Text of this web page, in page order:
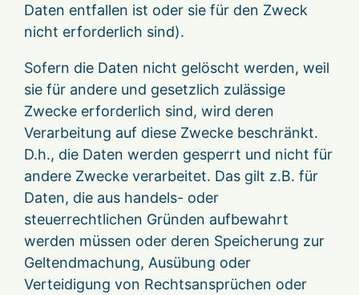
Daten entfallen ist oder sie für den Zweck
nicht erforderlich sind).
Sofern die Daten nicht gelöscht werden, weil
sie für andere und gesetzlich zulässige
Zwecke erforderlich sind, wird deren
Verarbeitung auf diese Zwecke beschränkt.
D.h., die Daten werden gesperrt und nicht für
andere Zwecke verarbeitet. Das gilt z.B. für
Daten, die aus handels- oder
steuerrechtlichen Gründen aufbewahrt
werden müssen oder deren Speicherung zur
Geltendmachung, Ausübung oder
Verteidigung von Rechtsansprüchen oder